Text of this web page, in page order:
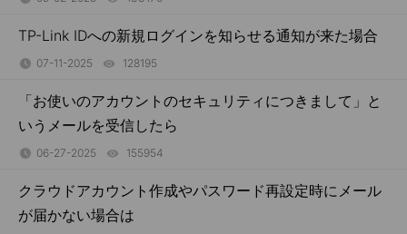
TP-Link IDへの新規ログインを知らせる通知が来た場合
07-11-2025 128195
「お使いのアカウントのセキュリティにつきまして」と
いうメールを受信したら
06-27-2025 155954
クラウドアカウント作成やパスワード再設定時にメール
が届かない場合は